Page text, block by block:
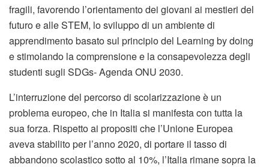
fragili, favorendo l’orientamento dei giovani ai mestieri del
futuro e alle STEM, lo sviluppo di un ambiente di
apprendimento basato sul principio del Learning by doing
e stimolando la comprensione e la consapevolezza degli
studenti sugli SDGs- Agenda ONU 2030.
L’interruzione del percorso di scolarizzazione è un
problema europeo, che in Italia si manifesta con tutta la
sua forza. Rispetto ai propositi che l’Unione Europea
aveva stabilito per l’anno 2020, di portare il tasso di
abbandono scolastico sotto al 10%, l’Italia rimane sopra la